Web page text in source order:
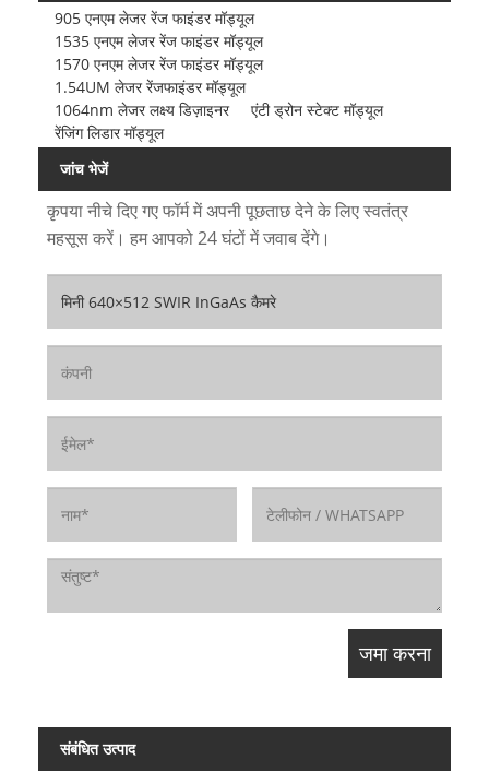
905 एनएम लेजर रेंज फाइंडर मॉड्यूल
1535 एनएम लेजर रेंज फाइंडर मॉड्यूल
1570 एनएम लेजर रेंज फाइंडर मॉड्यूल
1.54UM लेजर रेंजफाइंडर मॉड्यूल
1064nm लेजर लक्ष्य डिज़ाइनर
एंटी ड्रोन स्टेक्ट मॉड्यूल
रेंजिंग लिडार मॉड्यूल
जांच भेजें
कृपया नीचे दिए गए फॉर्म में अपनी पूछताछ देने के लिए स्वतंत्र
महसूस करें। हम आपको 24 घंटों में जवाब देंगे।
संबंधित उत्पाद